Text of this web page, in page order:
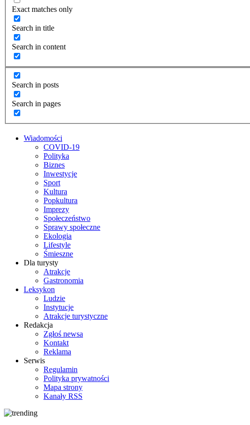
Exact matches only
Search in title
Search in content
Search in posts
Search in pages
Wiadomości
COVID-19
Polityka
Biznes
Inwestycje
Sport
Kultura
Popkultura
Imprezy
Społeczeństwo
Sprawy społeczne
Ekologia
Lifestyle
Śmieszne
Dla turysty
Atrakcje
Gastronomia
Leksykon
Ludzie
Instytucje
Atrakcje turystyczne
Redakcja
Zgłoś newsa
Kontakt
Reklama
Serwis
Regulamin
Polityka prywatności
Mapa strony
Kanały RSS